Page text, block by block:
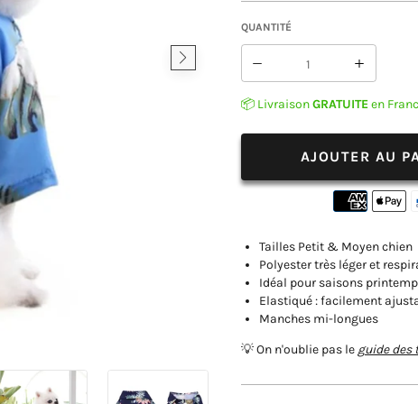
QUANTITÉ
Réduire
quantité
Hawaïenne
Pour
Pour
Chien
📦 LivraisonGRATUITEen
AJOUTER AU
Tailles Petit & Moyen chien
Polyester très léger et
Idéal pour saisons
Elastiqué : facilement
Manches mi-longues
💡 On n'oublie pas leguide des